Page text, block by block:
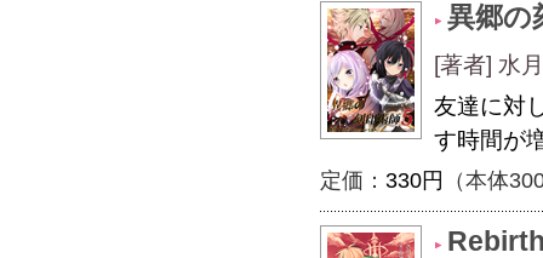
異郷の
[著者] 水
友達に対
す時間が
定価： 330円 （本体